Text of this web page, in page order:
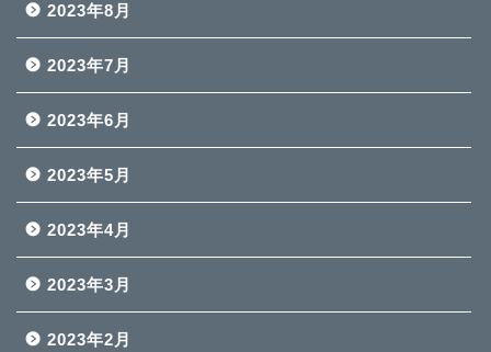
2023年8月
2023年7月
2023年6月
2023年5月
2023年4月
2023年3月
2023年2月